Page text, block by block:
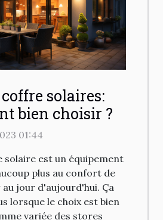
solaires:
bien choisir ?
01:44
est un équipement
plus au confort de
jour d'aujourd'hui. Ça
lorsque le choix est bien
variée des stores